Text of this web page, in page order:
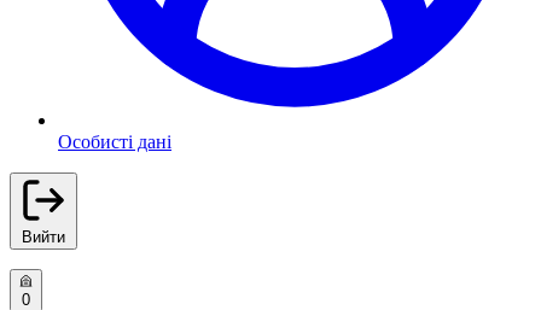
Особисті дані
Вийти
0